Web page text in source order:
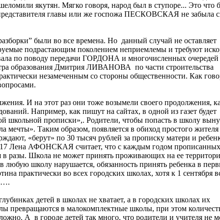
якутян. Мягко говоря, народ был в ступоре... Это что
главы или же госпожа ПЕСКОВСКАЯ не забыла
были во все времена. Но данный случай не оставляет
подрастающим поколением неприемлемы и требуют
по поводу передачи ГОРДОНА и многочисленных очередей
образования Дмитрия ЛИВАНОВА по части строительства
незамеченным со стороны общественности. Как
И на этот раз они тоже возымели своего продолжения,
Например, как пишут на сайтах, в одной из газет будет
школьной прописки»,. Родители, чтобы попасть в школу
мечты». Таким образом, появляется в обиход простого жителя
«берут» по 30 тысяч рублей за прописку матери и
Лена АФОНСКАЯ считает, что с каждым годом
разы. Школа не может принять проживающих на ее
любую школу нарушается, обязанность принять ребенка в
практически во всех городских школах, хотя к 1 сентября
детей в школах не хватает, а в городских школах их
превращаются в малокомплектные школы, при этом
А в городе детей так много, что родители и учителя не